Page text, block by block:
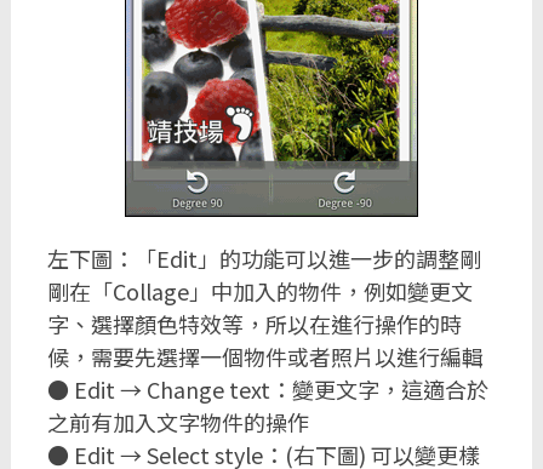
左下圖：「Edit」的功能可以進一步的調整剛
剛在「Collage」中加入的物件，例如變更文
字、選擇顏色特效等，所以在進行操作的時
候，需要先選擇一個物件或者照片以進行編輯
● Edit → Change text：變更文字，這適合於
之前有加入文字物件的操作
● Edit → Select style：(右下圖) 可以變更樣